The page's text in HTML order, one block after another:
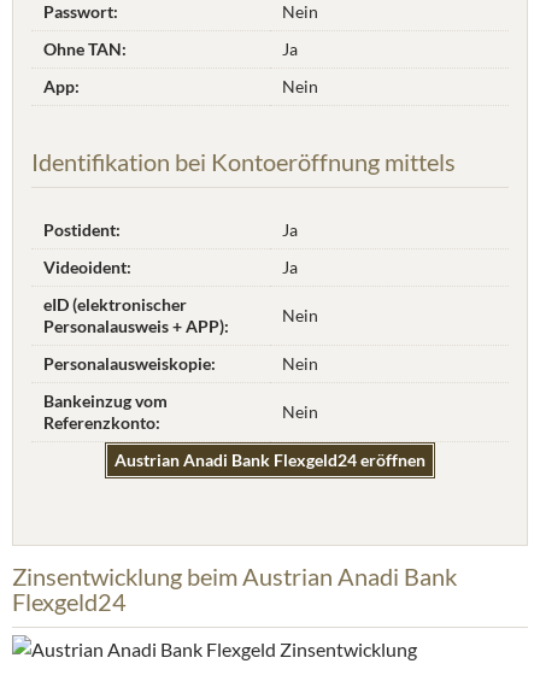
Passwort:
Nein
Ohne TAN:
Ja
App:
Nein
Identifikation bei Kontoeröffnung mittels
Postident:
Ja
Videoident:
Ja
eID (elektronischer
Personalausweis + APP):
Nein
Personalausweiskopie:
Nein
Bankeinzug vom
Referenzkonto:
Nein
Austrian Anadi Bank Flexgeld24 eröffnen
Zinsentwicklung beim Austrian Anadi Bank
Flexgeld24